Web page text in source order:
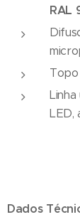
RAL
Topo
LED,
Dados